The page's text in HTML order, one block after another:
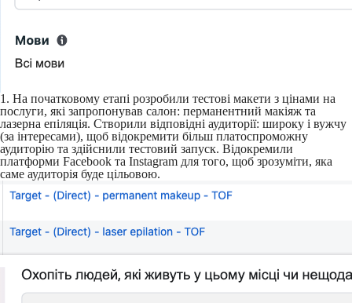
1. На початковому етапі розробили тестові макети з цінами на
послуги, які запропонував салон: перманентний макіяж та
лазерна епіляція. Створили відповідні аудиторії: широку і вужчу
(за інтересами), щоб відокремити більш платоспроможну
аудиторію та здійснили тестовий запуск. Відокремили
платформи Facebook та Instagram для того, щоб зрозуміти, яка
саме аудиторія буде цільовою.